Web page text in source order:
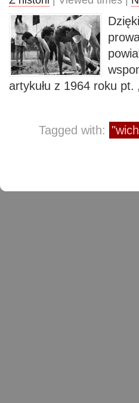
artykułu z 1964 roku pt.
Tagged with: